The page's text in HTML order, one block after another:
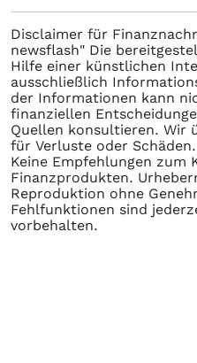
Disclaimer für
newsflash" Die
Hilfe einer künstlichen
ausschließlich
der Informationen kann
finanziellen
Quellen konsultieren. Wir
für Verluste oder
Keine Empfehlungen zum
Finanzprodukten.
Reproduktion ohne
Fehlfunktionen sind
vorbehalten.